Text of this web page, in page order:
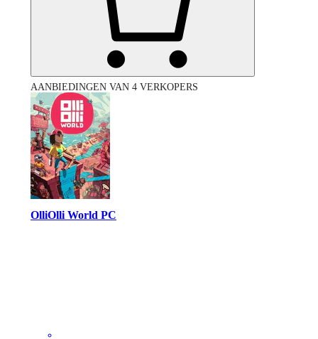
AANBIEDINGEN VAN 4 VERKOPERS
OlliOlli World PC